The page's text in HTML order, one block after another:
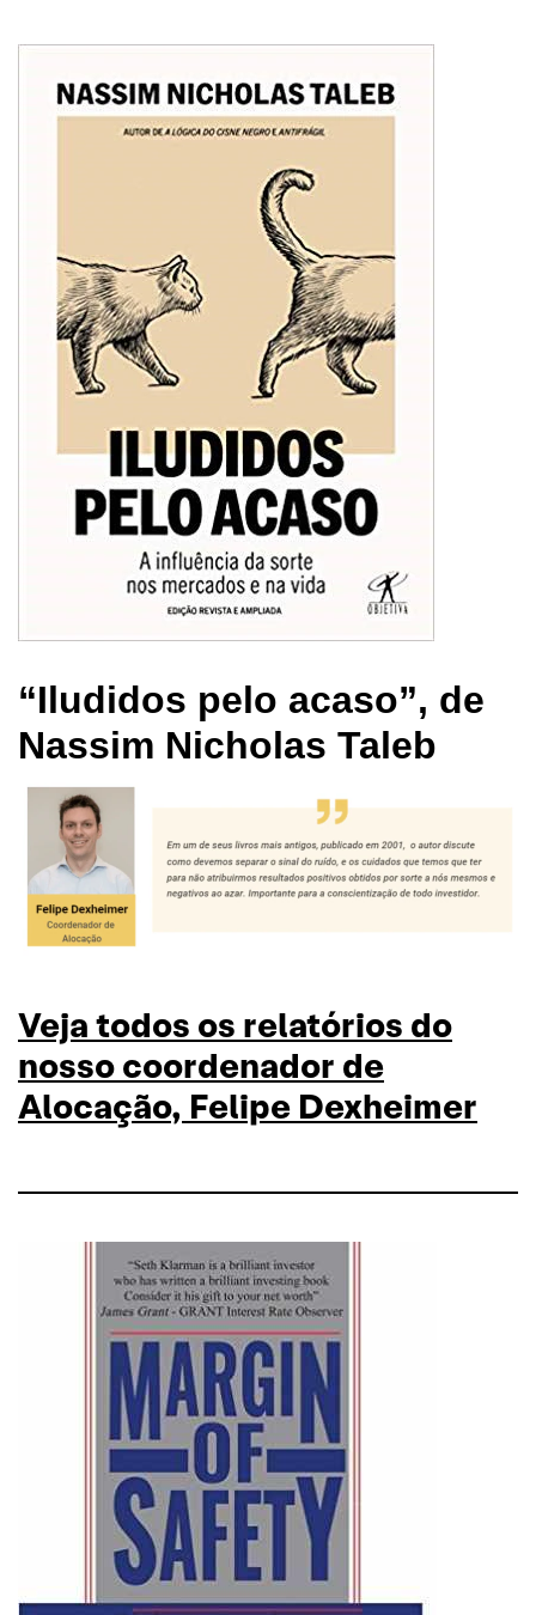
“Iludidos pelo acaso”, de
Nassim Nicholas Taleb
Veja todos os relatórios do
nosso coordenador de
Alocação, Felipe Dexheimer